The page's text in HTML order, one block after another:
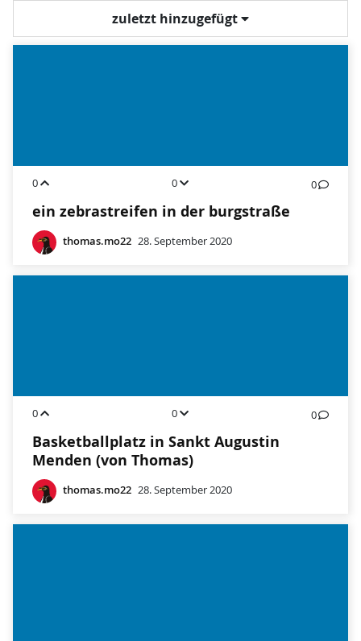
zuletzt hinzugefügt
0 0 0
ein zebrastreifen in der burgstraße
thomas.mo22 28. September 2020
0 0 0
Basketballplatz in Sankt Augustin
Menden (von Thomas)
thomas.mo22 28. September 2020